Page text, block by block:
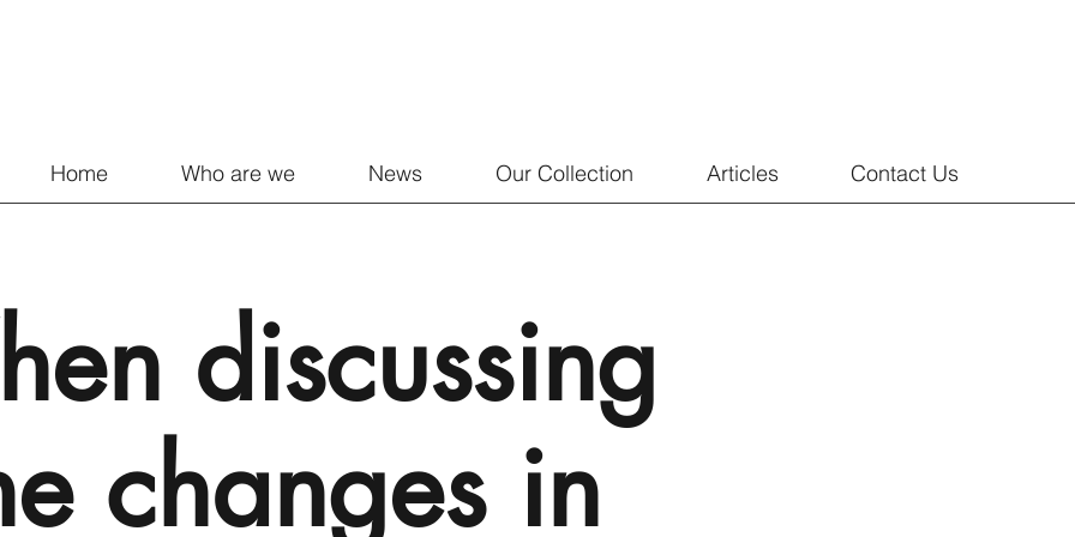
Home Who are we News Our Collection Articles Contact Us
discussing
changes in